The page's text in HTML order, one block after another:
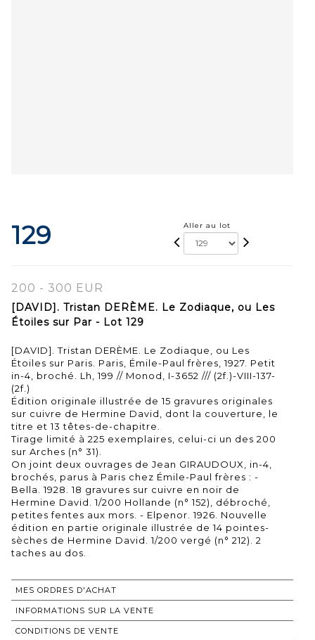
129 Aller au lot
200 - 300 EUR
[DAVID]. Tristan DERÈME. Le Zodiaque, ou Les
Étoiles sur Par - Lot 129
[DAVID]. Tristan DERÈME. Le Zodiaque, ou Les
Étoiles sur Paris. Paris, Émile-Paul frères, 1927. Petit
in-4, broché. Lh, 199 // Monod, I-3652 /// (2f.)-VIII-137-
(2f.)
Édition originale illustrée de 15 gravures originales
sur cuivre de Hermine David, dont la couverture, le
titre et 13 têtes-de-chapitre.
Tirage limité à 225 exemplaires, celui-ci un des 200
sur Arches (n° 31).
On joint deux ouvrages de Jean GIRAUDOUX, in-4,
brochés, parus à Paris chez Émile-Paul frères : -
Bella. 1928. 18 gravures sur cuivre en noir de
Hermine David. 1/200 Hollande (n° 152), débroché,
petites fentes aux mors. - Elpenor. 1926. Nouvelle
édition en partie originale illustrée de 14 pointes-
sèches de Hermine David. 1/200 vergé (n° 212). 2
taches au dos.
MES ORDRES D'ACHAT
INFORMATIONS SUR LA VENTE
CONDITIONS DE VENTE